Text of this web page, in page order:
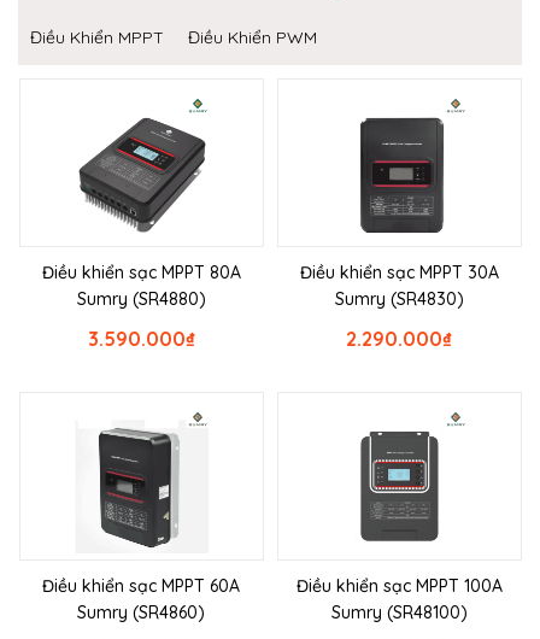
Điều Khiển MPPT Điều Khiển PWM
Điều khiển sạc MPPT 80A
Sumry (SR4880)
₫
3.590.000
Điều khiển sạc MPPT 30A
Sumry (SR4830)
₫
2.290.000
Điều khiển sạc MPPT 60A
Sumry (SR4860)
Điều khiển sạc MPPT 100A
Sumry (SR48100)